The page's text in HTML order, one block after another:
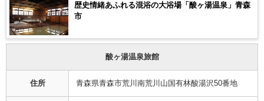
歴史情緒あふれる混浴の大浴場「酸ヶ湯温泉」青森
市
酸ヶ湯温泉旅館
住所 青森県青森市荒川南荒川山国有林酸湯沢50番地